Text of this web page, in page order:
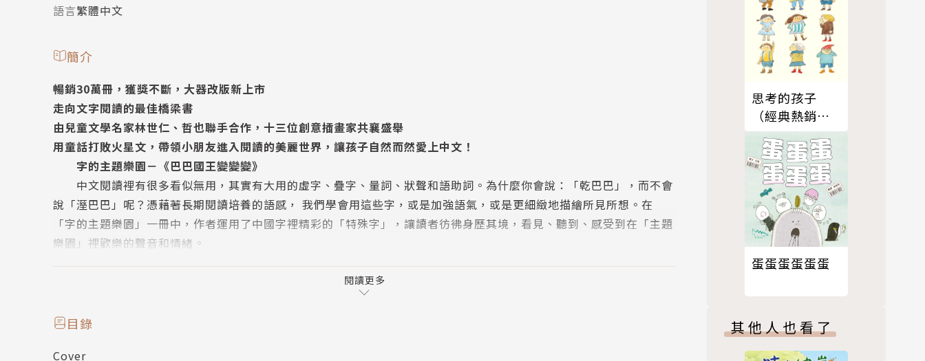
語言繁體中文
簡介
暢銷30萬冊，獲獎不斷，大器改版新上市
走向文字閱讀的最佳橋梁書
由兒童文學名家林世仁、哲也聯手合作，十三位創意插畫家共襄盛舉
用童話打敗火星文，帶領小朋友進入閱讀的美麗世界，讓孩子自然而然愛上中文！
字的主題樂園－《巴巴國王變變變》
中文閱讀裡有很多看似無用，其實有大用的虛字、疊字、量詞、狀聲和語助詞。為什麼你會說：「乾巴巴」，而不會
說「溼巴巴」呢？憑藉著長期閱讀培養的語感， 我們學會用這些字，或是加強語氣，或是更細緻地描繪所見所想。在
「字的主題樂園」一冊中，作者運用了中國字裡精彩的「特殊字」，讓讀者彷彿身歷其境，看見、聽到、感受到在「主題
樂園」裡歡樂的聲音和情緒。
高高瘦瘦，喜歡大自然，喜歡唱歌給自己聽，還喜歡聽別人怎麼想事情。覺得生命就像一場神奇的大魔術，太陽底下
永遠都有新鮮事。
閱讀更多
目錄
Cover
思考的孩子
（經典熱銷新
版）
蛋蛋蛋蛋蛋蛋
其他人也看了